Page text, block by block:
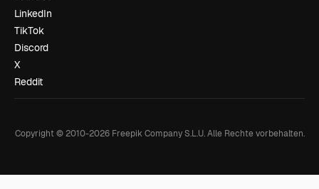
LinkedIn
TikTok
Discord
X
Reddit
Copyright © 2010-2026Freepik Company S.L.U. Alle Rechte vorbehalten.